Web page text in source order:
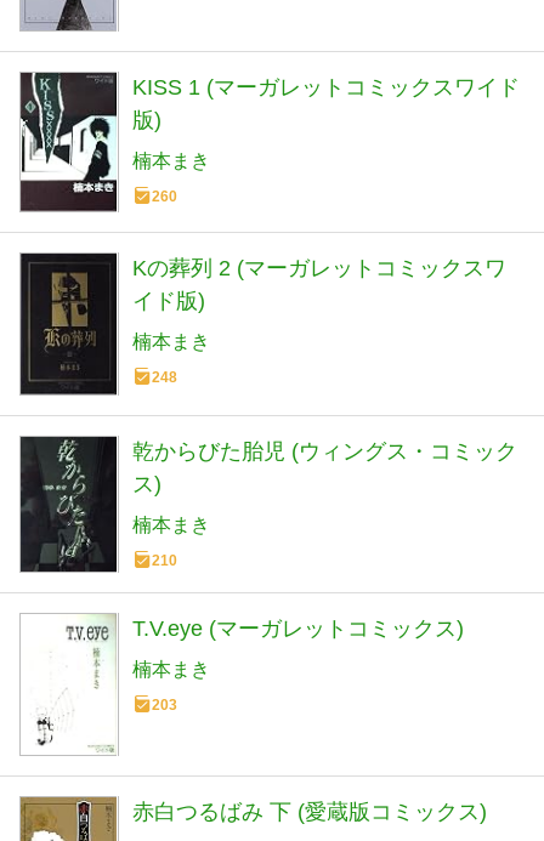
KISS 1 (マーガレットコミックスワイド
版)
楠本まき
260
Kの葬列 2 (マーガレットコミックスワ
イド版)
楠本まき
248
乾からびた胎児 (ウィングス・コミック
ス)
楠本まき
210
T.V.eye (マーガレットコミックス)
楠本まき
203
赤白つるばみ 下 (愛蔵版コミックス)